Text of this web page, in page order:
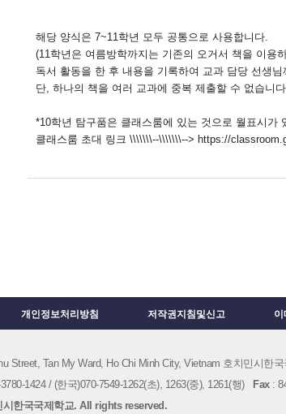
해당 양식은 7~11학년 모두 공통으로 사용합니다.
(11학년은 여름방학까지는 기존의 오거서 책을 이용
독서 활동을 한 후 내용을 기록하여 교과 담당 선생
단, 하나의 책을 여러 교과에 중복 제출할 수 없습니
*10학년 탐구품은 클래스룸에 있는 것으로 월표시가
클래스룸 초대 링크 \\\\\\\--\\\\\\\--> https://
개인정보처리방침 저작권지침및신고 이
Street, Tan My Ward, Ho Chi Minh City, Vietnam 호치민시한
1424 / (한국)070-7549-1262(초), 1263(중), 1261(행) Fax:
한국국제학교. All rights reserved.